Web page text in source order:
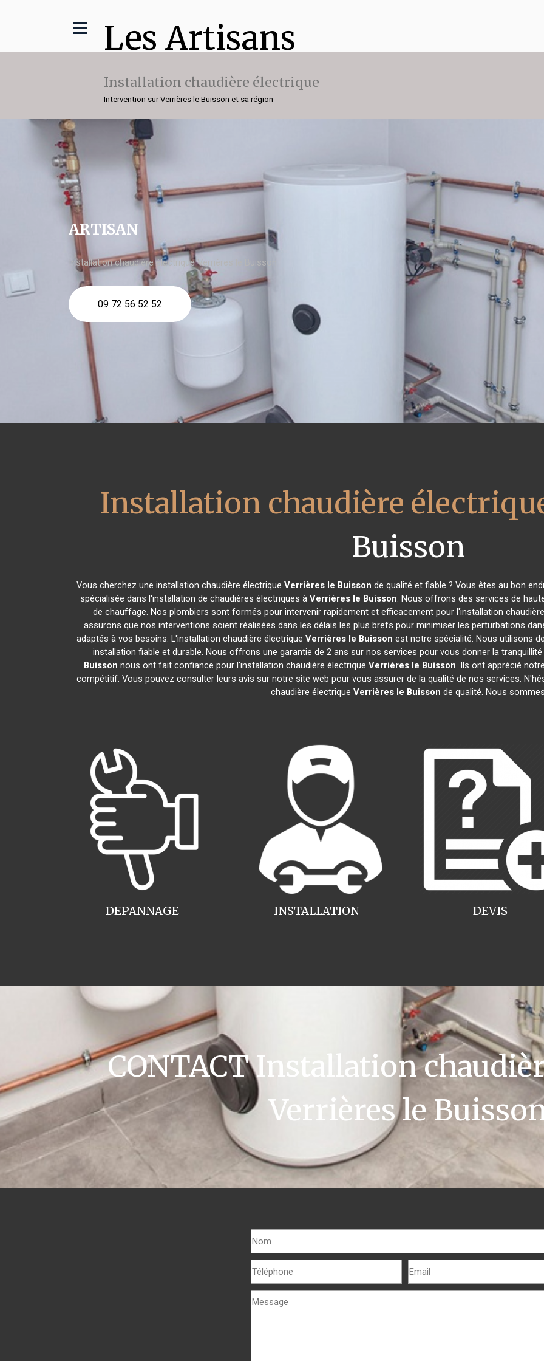
Les Artisans
Installation chaudière électrique
Intervention sur Verrières le Buisson et sa région
ARTISAN
Installation chaudière électrique Verrières le Buisson
09 72 56 52 52
Installation chaudière
Buisson
Vous cherchez une installation chaudière électrique Verrières le Buisson de qualité et fiable ? Vous êtes au bon
spécialisée dans l'installation de chaudières électriques à Verrières le Buisson. Nous offrons des services de
de chauffage. Nos plombiers sont formés pour intervenir rapidement et efficacement pour l'installation
assurons que nos interventions soient réalisées dans les délais les plus brefs pour minimiser les perturbations
adaptés à vos besoins. L'installation chaudière électrique Verrières le Buisson est notre spécialité. Nous utilisons
installation fiable et durable. Nous offrons une garantie de 2 ans sur nos services pour vous donner la
Buisson nous ont fait confiance pour l'installation chaudière électrique Verrières le Buisson. Ils ont apprécié
compétitif. Vous pouvez consulter leurs avis sur notre site web pour vous assurer de la qualité de nos services.
chaudière électrique Verrières le Buisson de qualité. Nous
INSTALLATION
DEPANNAGE DEVIS
CONTACT Installation
Verrières le